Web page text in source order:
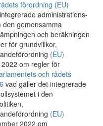
förordning (EU)
administrations-
den gemensamma
och beräkningen
för grundvillkor,
(EU)
om regler för
och rådets
vad gäller det integrerade
i den
(EU)
2022 om